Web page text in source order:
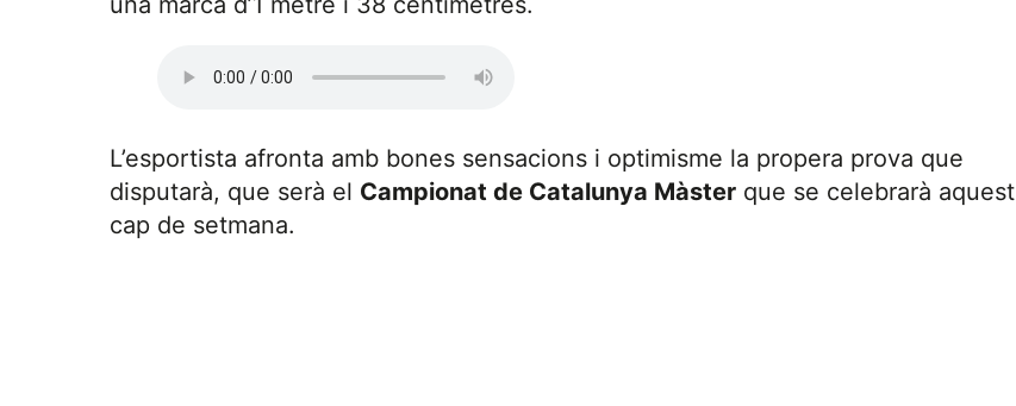
L’esportista afronta amb bones sensacions i optimisme la propera prova que
disputarà, que serà el Campionat de Catalunya Màster que se celebrarà aquest
cap de setmana.